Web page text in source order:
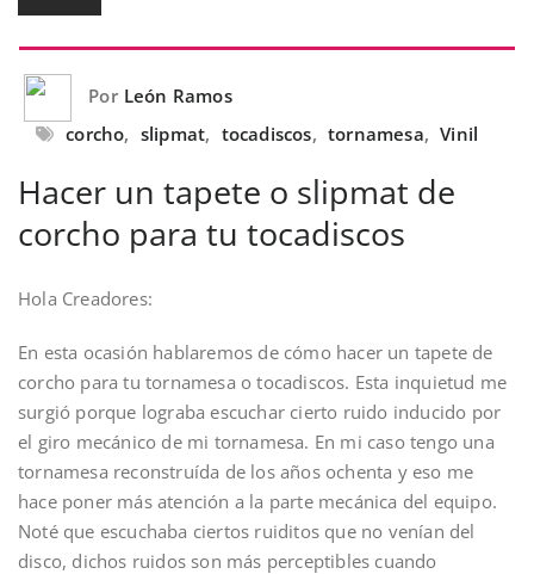
Por León Ramos
corcho, slipmat, tocadiscos, tornamesa, Vinil
Hacer un tapete o slipmat de
corcho para tu tocadiscos
Hola Creadores:
En esta ocasión hablaremos de cómo hacer un tapete de
corcho para tu tornamesa o tocadiscos. Esta inquietud me
surgió porque lograba escuchar cierto ruido inducido por
el giro mecánico de mi tornamesa. En mi caso tengo una
tornamesa reconstruída de los años ochenta y eso me
hace poner más atención a la parte mecánica del equipo.
Noté que escuchaba ciertos ruiditos que no venían del
disco, dichos ruidos son más perceptibles cuando